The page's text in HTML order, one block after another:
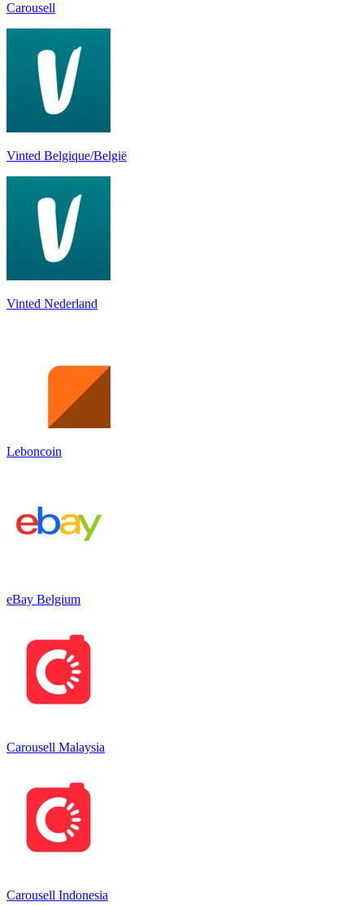
Carousell
Vinted Belgique/België
Vinted Nederland
Leboncoin
eBay Belgium
Carousell Malaysia
Carousell Indonesia